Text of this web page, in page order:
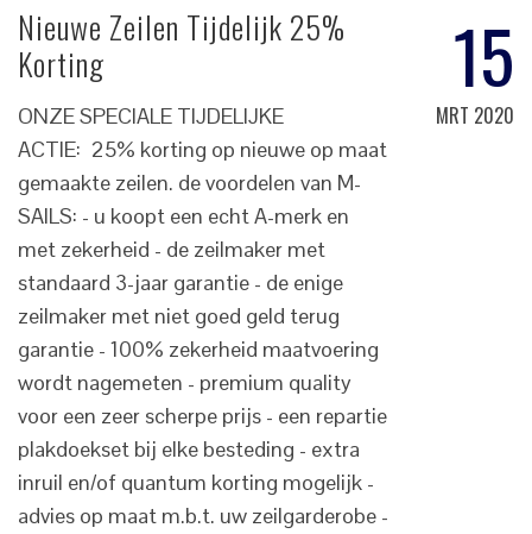
15
MRT 2020
Nieuwe Zeilen Tijdelijk 25%
Korting
ONZE SPECIALE TIJDELIJKE
ACTIE: 25% korting op nieuwe op maat
gemaakte zeilen. de voordelen van M-
SAILS: - u koopt een echt A-merk en
met zekerheid - de zeilmaker met
standaard 3-jaar garantie - de enige
zeilmaker met niet goed geld terug
garantie - 100% zekerheid maatvoering
wordt nagemeten - premium quality
voor een zeer scherpe prijs - een repartie
plakdoekset bij elke besteding - extra
inruil en/of quantum korting mogelijk -
advies op maat m.b.t. uw zeilgarderobe -